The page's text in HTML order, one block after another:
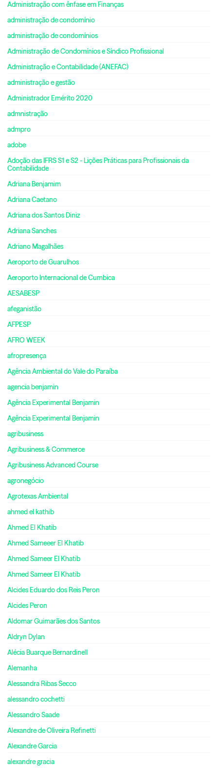
Administração com ênfase em Finanças
administração de condomínio
administração de condomínios
Administração de Condomínios e Síndico Profissional
Administração e Contabilidade (ANEFAC)
administração e gestão
Administrador Emérito 2020
admnistração
admpro
adobe
Adoção das IFRS S1 e S2 - Lições Práticas para Profissionais da
Contabilidade
Adriana Benjamim
Adriana Caetano
Adriana dos Santos Diniz
Adriana Sanches
Adriano Magalhães
Aeroporto de Guarulhos
Aeroporto Internacional de Cumbica
AESABESP
afeganistão
AFPESP
AFRO WEEK
afropresença
Agência Ambiental do Vale do Paraíba
agencia benjamin
Agência Experimental Benjamin
Agência Experimental Benjamin
agribusiness
Agribusiness & Commerce
Agribusiness Advanced Course
agronegócio
Agrotexas Ambiental
ahmed el kathib
Ahmed El Khatib
Ahmed Sameeer El Khatib
Ahmed Sameer El Khatib
Ahmed Sameer El Khatib
Alcides Eduardo dos Reis Peron
Alcides Peron
Aldomar Guimarães dos Santos
Aldryn Dylan
Alécia Buarque Bernardinell
Alemanha
Alessandra Ribas Secco
alessandro cochetti
Alessandro Saade
Alexandre de Oliveira Refinetti
Alexandre Garcia
alexandre gracia